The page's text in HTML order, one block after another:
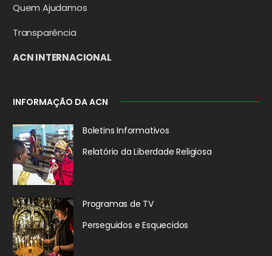
Quem Ajudamos
Transparência
ACN INTERNACIONAL
INFORMAÇÃO DA ACN
Boletins Informativos
Relatório da Liberdade Religiosa
Programas de TV
Perseguidos e Esquecidos